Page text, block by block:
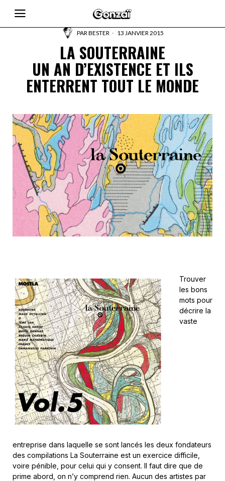
PARBESTER 13 JANVIER 2015
LA SOUTERRAINE
UN AN D’EXISTENCE ET ILS
ENTERRENT TOUT LE MONDE
Trouver
les bons
mots pour
décrire la
vaste
entreprise dans laquelle se sont lancés les deux fondateurs
des compilations La Souterraine est un exercice difficile,
voire pénible, pour celui qui y consent. Il faut dire que de
prime abord, on n’y comprend rien. Aucun des artistes par